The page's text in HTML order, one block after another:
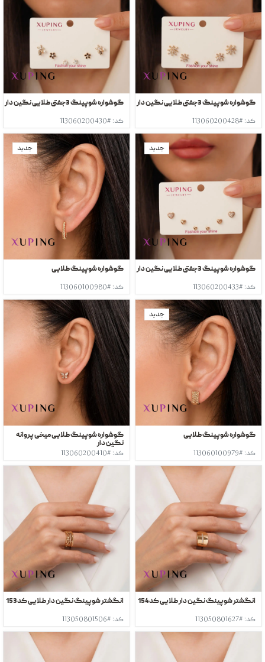
گوشواره شوپینگ 3جفتی طلایی نگین دار
کد: #113060200428
گوشواره شوپینگ 3جفتی طلایی نگین دار
کد: #113060200430
گوشواره شوپینگ 3جفتی طلایی نگین دار
کد: #113060200433
جدید
گوشواره شوپینگ طلایی
کد: #113060100980
جدید
گوشواره شوپینگ طلایی
کد: #113060100979
جدید
گوشواره شوپینگ طلایی میخی پروانه
نگین دار
کد: #113060200410
انگشتر شوپینگ نگین دار طلایی کد154
کد: #113050801627
انگشتر شوپینگ نگین دار طلایی کد153
کد: #113050801506